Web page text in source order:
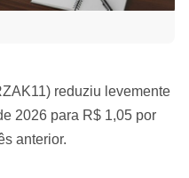
reduziu levemente
2026 para R$ 1,05 por
anterior.